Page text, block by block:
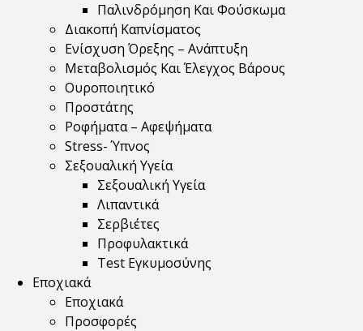
Παλινδρόμηση Και Φούσκωμα
Διακοπή Καπνίσματος
Ενίσχυση Όρεξης – Ανάπτυξη
Μεταβολισμός Και Έλεγχος Βάρους
Ουροποιητικό
Προστάτης
Ροφήματα – Αφεψήματα
Stress- Ύπνος
Σεξουαλική Υγεία
Σεξουαλική Υγεία
Λιπαντικά
Σερβιέτες
Προφυλακτικά
Test Εγκυμοσύνης
Εποχιακά
Εποχιακά
Προσφορές